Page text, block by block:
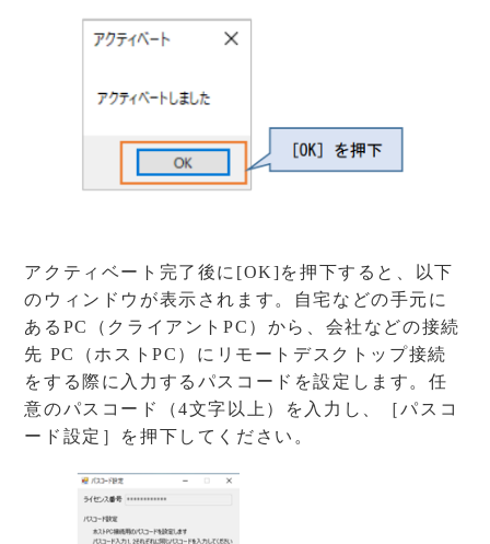
アクティベート完了後に[OK]を押下すると、以下
のウィンドウが表示されます。自宅などの手元に
あるPC（クライアントPC）から、会社などの接続
先 PC（ホストPC）にリモートデスクトップ接続
をする際に入力するパスコードを設定します。任
意のパスコード（4文字以上）を入力し、［パスコ
ード設定］を押下してください。